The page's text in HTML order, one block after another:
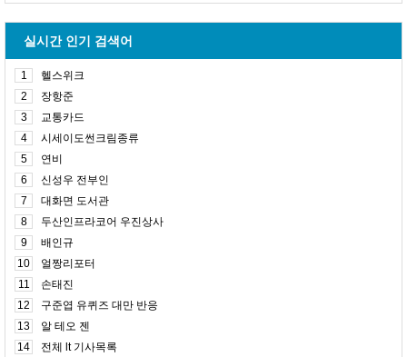
실시간 인기 검색어
1
헬스위크
2
장항준
3
교통카드
4
시세이도썬크림종류
5
연비
6
신성우 전부인
7
대화면 도서관
8
두산인프라코어 우진상사
9
배인규
10
얼짱리포터
11
손태진
12
구준엽 유퀴즈 대만 반응
13
알 테오 젠
14
전체 lt 기사목록